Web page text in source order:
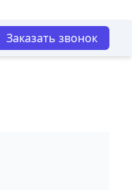
Заказать звонок